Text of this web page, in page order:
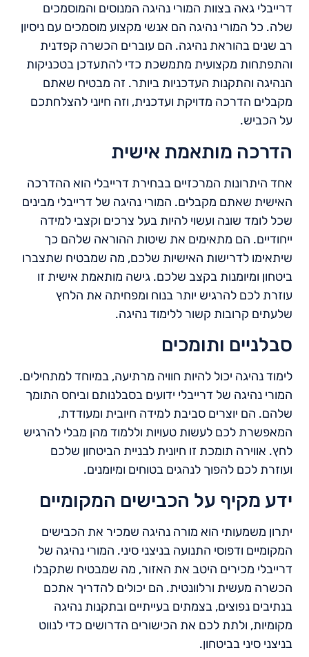
דרייבלי גאה בצוות המורי נהיגה המנוסים והמוסמכים
שלה. כל המורי נהיגה הם אנשי מקצוע מוסמכים עם ניסיון
רב שנים בהוראת נהיגה. הם עוברים הכשרה קפדנית
והתפתחות מקצועית מתמשכת כדי להתעדכן בטכניקות
הנהיגה והתקנות העדכניות ביותר. זה מבטיח שאתם
מקבלים הדרכה מדויקת ועדכנית, וזה חיוני להצלחתכם
על הכביש.
הדרכה מותאמת אישית
אחד היתרונות המרכזיים בבחירת דרייבלי הוא ההדרכה
האישית שאתם מקבלים. המורי נהיגה של דרייבלי מבינים
שכל לומד שונה ועשוי להיות בעל צרכים וקצבי למידה
ייחודיים. הם מתאימים את שיטות ההוראה שלהם כך
שיתאימו לדרישות האישיות שלכם, מה שמבטיח שתצברו
ביטחון ומיומנות בקצב שלכם. גישה מותאמת אישית זו
עוזרת לכם להרגיש יותר בנוח ומפחיתה את הלחץ
שלעתים קרובות קשור ללימוד נהיגה.
סבלניים ותומכים
לימוד נהיגה יכול להיות חוויה מרתיעה, במיוחד למתחילים.
המורי נהיגה של דרייבלי ידועים בסבלנותם וביחס התומך
שלהם. הם יוצרים סביבת למידה חיובית ומעודדת,
המאפשרת לכם לעשות טעויות וללמוד מהן מבלי להרגיש
לחץ. אווירה תומכת זו חיונית לבניית הביטחון שלכם
ועוזרת לכם להפוך לנהגים בטוחים ומיומנים.
ידע מקיף על הכבישים המקומיים
יתרון משמעותי הוא מורה נהיגה שמכיר את הכבישים
המקומיים ודפוסי התנועה בניצני סיני. המורי נהיגה של
דרייבלי מכירים היטב את האזור, מה שמבטיח שתקבלו
הכשרה מעשית ורלוונטית. הם יכולים להדריך אתכם
בנתיבים נפוצים, בצמתים בעייתיים ובתקנות נהיגה
מקומיות, ולתת לכם את הכישורים הדרושים כדי לנווט
בניצני סיני בביטחון.